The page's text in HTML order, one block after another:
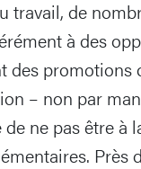
travail, de
à des
des promotions
– non par
ne pas être à
Près